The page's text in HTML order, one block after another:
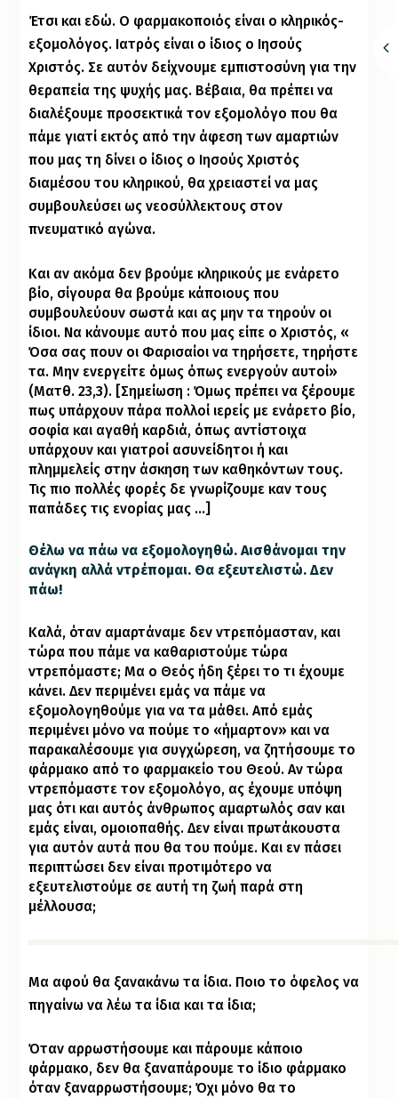
Έτσι και εδώ. Ο φαρμακοποιός είναι ο κληρικός-
εξομολόγος. Ιατρός είναι ο ίδιος ο Ιησούς
Χριστός. Σε αυτόν δείχνουμε εμπιστοσύνη για την
θεραπεία της ψυχής μας. Βέβαια, θα πρέπει να
διαλέξουμε προσεκτικά τον εξομολόγο που θα
πάμε γιατί εκτός από την άφεση των αμαρτιών
που μας τη δίνει ο ίδιος ο Ιησούς Χριστός
διαμέσου του κληρικού, θα χρειαστεί να μας
συμβουλεύσει ως νεοσύλλεκτους στον
πνευματικό αγώνα.
Και αν ακόμα δεν βρούμε κληρικούς με ενάρετο
βίο, σίγουρα θα βρούμε κάποιους που
συμβουλεύουν σωστά και ας μην τα τηρούν οι
ίδιοι. Να κάνουμε αυτό που μας είπε ο Χριστός, «
Όσα σας πουν οι Φαρισαίοι να τηρήσετε, τηρήστε
τα. Μην ενεργείτε όμως όπως ενεργούν αυτοί»
(Ματθ. 23,3). [Σημείωση : Όμως πρέπει να ξέρουμε
πως υπάρχουν πάρα πολλοί ιερείς με ενάρετο βίο,
σοφία και αγαθή καρδιά, όπως αντίστοιχα
υπάρχουν και γιατροί ασυνείδητοι ή και
πλημμελείς στην άσκηση των καθηκόντων τους.
Τις πιο πολλές φορές δε γνωρίζουμε καν τους
παπάδες τις ενορίας μας …]
Θέλω να πάω να εξομολογηθώ. Αισθάνομαι την
ανάγκη αλλά ντρέπομαι. Θα εξευτελιστώ. Δεν
πάω!
Καλά, όταν αμαρτάναμε δεν ντρεπόμασταν, και
τώρα που πάμε να καθαριστούμε τώρα
ντρεπόμαστε; Μα ο Θεός ήδη ξέρει το τι έχουμε
κάνει. Δεν περιμένει εμάς να πάμε να
εξομολογηθούμε για να τα μάθει. Από εμάς
περιμένει μόνο να πούμε το «ήμαρτον» και να
παρακαλέσουμε για συγχώρεση, να ζητήσουμε το
φάρμακο από το φαρμακείο του Θεού. Αν τώρα
ντρεπόμαστε τον εξομολόγο, ας έχουμε υπόψη
μας ότι και αυτός άνθρωπος αμαρτωλός σαν και
εμάς είναι, ομοιοπαθής. Δεν είναι πρωτάκουστα
για αυτόν αυτά που θα του πούμε. Και εν πάσει
περιπτώσει δεν είναι προτιμότερο να
εξευτελιστούμε σε αυτή τη ζωή παρά στη
μέλλουσα;
Μα αφού θα ξανακάνω τα ίδια. Ποιο το όφελος να
πηγαίνω να λέω τα ίδια και τα ίδια;
Όταν αρρωστήσουμε και πάρουμε κάποιο
φάρμακο, δεν θα ξαναπάρουμε το ίδιο φάρμακο
όταν ξαναρρωστήσουμε; Όχι μόνο θα το